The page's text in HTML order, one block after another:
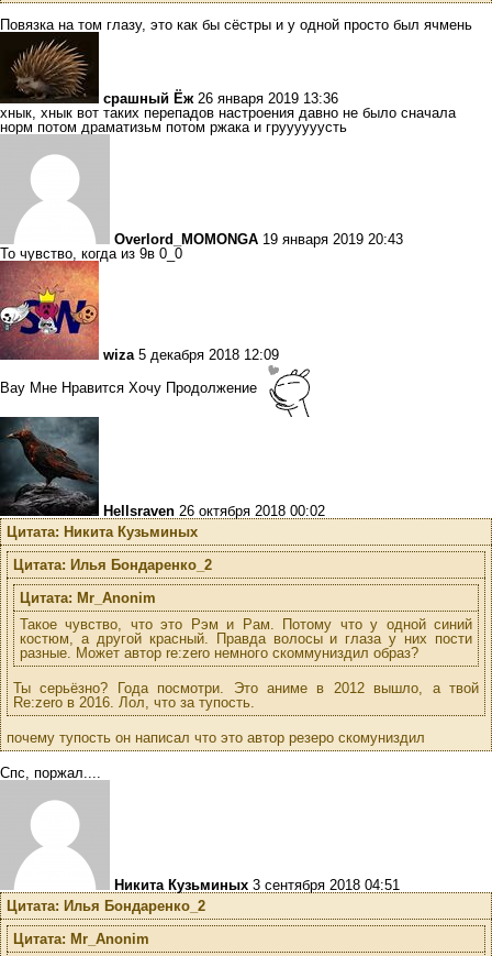
Повязка на том глазу, это как бы сёстры и у одной просто был ячмень
срашный Ёж 26 января 2019 13:36
хнык, хнык вот таких перепадов настроения давно не было сначала
норм потом драматизьм потом ржака и груууууусть
Overlord_MOMONGA 19 января 2019 20:43
То чувство, когда из 9в 0_0
wiza 5 декабря 2018 12:09
Вау Мне Нравится Хочу Продолжение
Hellsraven 26 октября 2018 00:02
Цитата: Никита Кузьминых
Цитата: Илья Бондаренко_2
Цитата: Mr_Anonim
Такое чувство, что это Рэм и Рам. Потому что у одной синий
костюм, а другой красный. Правда волосы и глаза у них пости
разные. Может автор re:zero немного скоммуниздил образ?
Ты серьёзно? Года посмотри. Это аниме в 2012 вышло, а твой
Re:zero в 2016. Лол, что за тупость.
почему тупость он написал что это автор резеро скомуниздил
Спс, поржал....
Никита Кузьминых 3 сентября 2018 04:51
Цитата: Илья Бондаренко_2
Цитата: Mr_Anonim